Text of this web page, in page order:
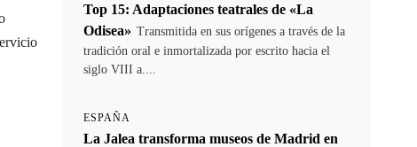
Top 15: Adaptaciones teatrales de «La
Odisea» Transmitida en sus orígenes a través de la
tradición oral e inmortalizada por escrito hacia el
siglo VIII a....
ESPAÑA
La Jalea transforma museos de Madrid en